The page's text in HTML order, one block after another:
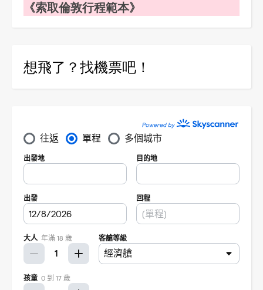
《索取倫敦行程範本》
想飛了？找機票吧！